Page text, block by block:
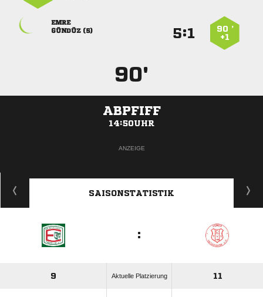
90 ’
+1
:

 
90'
ABPFIFF
14:50UHR
ANZEIGE
SAISONSTATISTIK
:
9 Aktuelle Platzierung 11